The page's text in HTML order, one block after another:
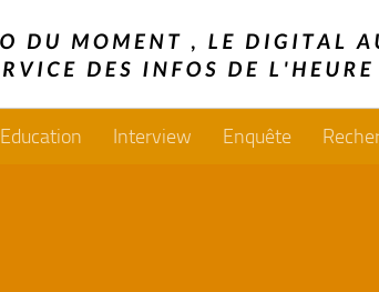
Education Interview Enquête